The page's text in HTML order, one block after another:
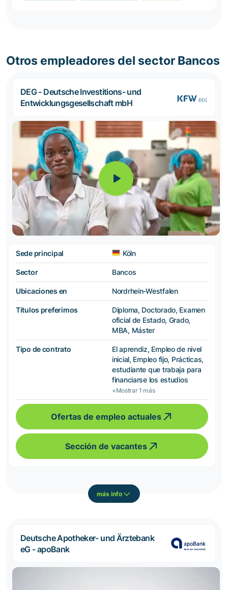
Otros empleadores del sector Bancos
DEG - Deutsche Investitions- und
Entwicklungsgesellschaft mbH
Sede principal Köln
Sector Bancos
Ubicaciones en Nordrhein-Westfalen
Títulos preferimos
Diploma, Doctorado, Examen
oficial de Estado, Grado,
MBA, Máster
Tipo de contrato
El aprendiz, Empleo de nivel
inicial, Empleo fijo, Prácticas,
estudiante que trabaja para
financiarse los estudios
+Mostrar 1 más
Ofertas de empleo actuales
Sección de vacantes
más info
Deutsche Apotheker- und Ärztebank
eG - apoBank